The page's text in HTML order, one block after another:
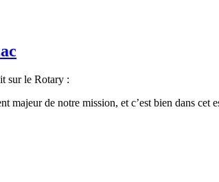
sur le Rotary :
de notre mission, et c’est bien dans cet